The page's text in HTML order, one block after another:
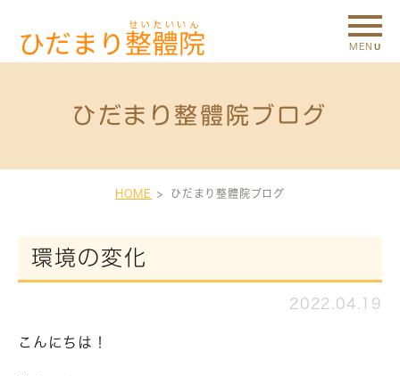
ひだまり整體院ブログ
HOME ひだまり整體院ブログ
環境の変化
2022.04.19
こんにちは！